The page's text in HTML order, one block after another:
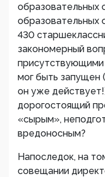
образовательных
образовательных
430
закономерный
присутствующими
мог быть запущен
он уже
дорогостоящий
«сырым»,
вредоносным?
Напоследок, на
совещании